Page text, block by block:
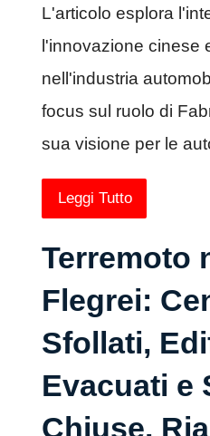
L'articolo esplora
l'innovazione cinese
nell'industria
focus sul ruolo di
sua visione per le
Leggi Tutto
Terremoto
Flegrei:
Sfollati,
Evacuati e
Chiuse.